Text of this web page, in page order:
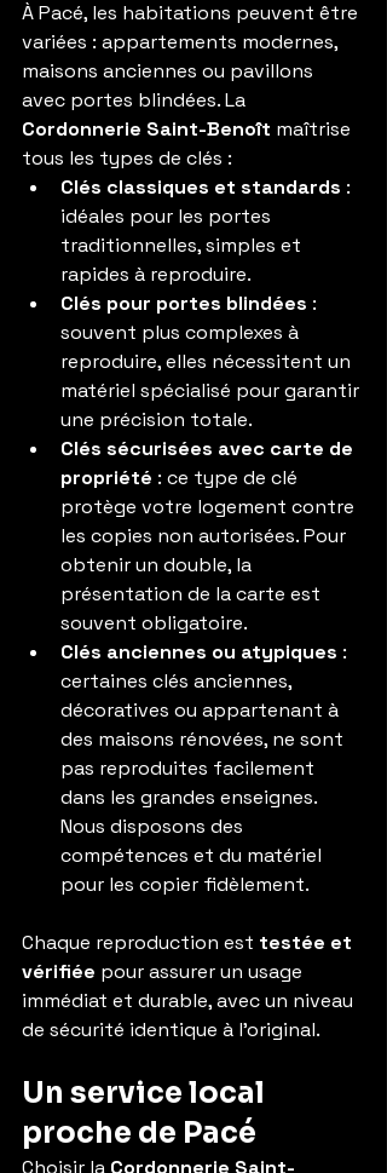
À Pacé, les habitations peuvent être
variées : appartements modernes,
maisons anciennes ou pavillons
avec portes blindées. La
Cordonnerie Saint-Benoît maîtrise
tous les types de clés :
Clés classiques et standards :
idéales pour les portes
traditionnelles, simples et
rapides à reproduire.
Clés pour portes blindées :
souvent plus complexes à
reproduire, elles nécessitent un
matériel spécialisé pour garantir
une précision totale.
Clés sécurisées avec carte de
propriété : ce type de clé
protège votre logement contre
les copies non autorisées. Pour
obtenir un double, la
présentation de la carte est
souvent obligatoire.
Clés anciennes ou atypiques :
certaines clés anciennes,
décoratives ou appartenant à
des maisons rénovées, ne sont
pas reproduites facilement
dans les grandes enseignes.
Nous disposons des
compétences et du matériel
pour les copier fidèlement.
Chaque reproduction est testée et
vérifiée pour assurer un usage
immédiat et durable, avec un niveau
de sécurité identique à l’original.
Un service local
proche de Pacé
Choisir la Cordonnerie Saint-